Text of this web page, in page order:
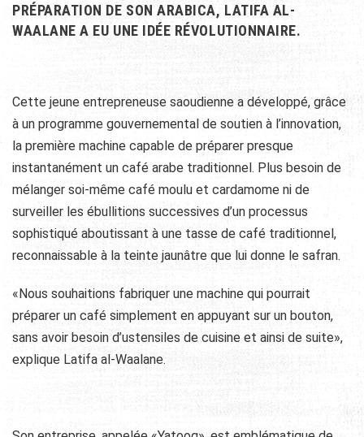
PRÉPARATION DE SON ARABICA, LATIFA AL-
WAALANE A EU UNE IDÉE RÉVOLUTIONNAIRE.
Cette jeune entrepreneuse saoudienne a développé, grâce
à un programme gouvernemental de soutien à l’innovation,
la première machine capable de préparer presque
instantanément un café arabe traditionnel. Plus besoin de
mélanger soi-même café moulu et cardamome ni de
surveiller les ébullitions successives d’un processus
sophistiqué aboutissant à une tasse de café traditionnel,
reconnaissable à la teinte jaunâtre que lui donne le safran.
«Nous souhaitions fabriquer une machine qui pourrait
préparer un café simplement en appuyant sur un bouton,
sans avoir besoin d’ustensiles de cuisine et ainsi de suite»,
explique Latifa al-Waalane.